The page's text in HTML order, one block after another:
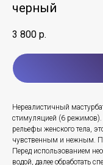
черный
3 800 р.
Нереалистичный
стимуляцией (6 режимов).
рельефы женского тела,
чувственным и нежным.
Перед использованием
водой, далее обработать